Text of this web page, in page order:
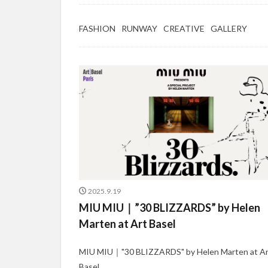
FASHION RUNWAY CREATIVE GALLERY
2025.9.19
MIU MIU｜”30 BLIZZARDS” by Helen
Marten at Art Basel
MIU MIU｜"30 BLIZZARDS" by Helen Marten at